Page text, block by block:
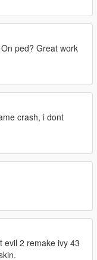
ped? Great work
crash, i dont
evil 2 remake ivy 43